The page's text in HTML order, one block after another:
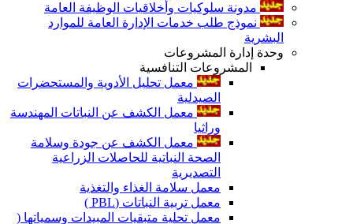
مدونة سلوكيات وأخلاقيات الوظيفة العامة
نموذج طلب خدمات الإدارة العامة للموارد
البشرية
وحدة إدارة المشروعات
المشروعات التنافسية
معمل تحليل الأدوية والمستحضرات
الصيدلية
معمل الكشف عن النباتات المهندسة
وراثيا
معمل الكشف عن جودة وسلامة
الصحة النباتية للحاصلات الزراعية
التصديرية
معمل سلامة الغذاء والتغذية
معمل تربية النباتات (PBL )
معمل تحلية متبقيات المبيدات وسمياتها (